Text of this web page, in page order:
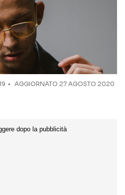
AGGIORNATO 27 AGOSTO 2020